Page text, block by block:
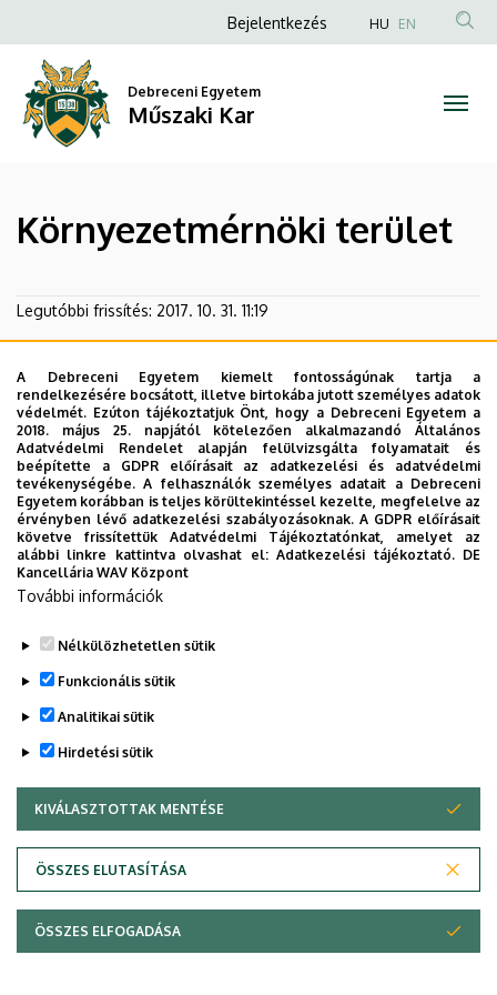
Környezetmérnöki
terület
Műszaki
Kar
a
tartalomra
Anonim
fiók
menüje
Bejelentkezés HU EN
Debreceni Egyetem
Műszaki Kar
Környezetmérnöki terület
Legutóbbi frissítés: 2017. 10. 31. 11:19
Adatvédelem
Copyright © 2026 Unideb
A Debreceni Egyetem kiemelt fontosságúnak tartja a
rendelkezésére bocsátott, illetve birtokába jutott személyes adatok
védelmét. Ezúton tájékoztatjuk Önt, hogy a Debreceni Egyetem a
2018. május 25. napjától kötelezően alkalmazandó Általános
Adatvédelmi Rendelet alapján felülvizsgálta folyamatait és
beépítette a GDPR előírásait az adatkezelési és adatvédelmi
tevékenységébe. A felhasználók személyes adatait a Debreceni
Egyetem korábban is teljes körültekintéssel kezelte, megfelelve az
érvényben lévő adatkezelési szabályozásoknak. A GDPR előírásait
követve frissítettük Adatvédelmi Tájékoztatónkat, amelyet az
alábbi linkre kattintva olvashat el:Adatkezelési tájékoztató. DE
Kancellária WAV Központ
További információk
Nélkülözhetetlen sütik
Funkcionális sütik
Analitikai sütik
Hirdetési sütik
KIVÁLASZTOTTAK MENTÉSE
ÖSSZES ELUTASÍTÁSA
WITHDRAW CONSENT
ÖSSZES ELFOGADÁSA